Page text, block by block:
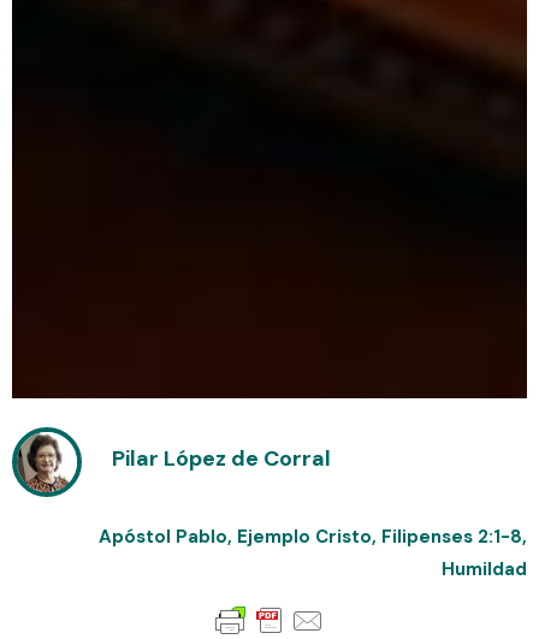
Pilar López de Corral
Apóstol Pablo, Ejemplo Cristo, Filipenses 2:1-8,
Humildad